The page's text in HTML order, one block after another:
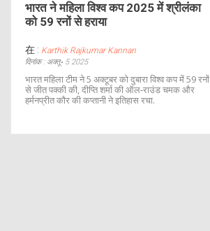
भारत ने महिला विश्व कप 2025 में श्रीलंका
को 59 रनों से हराया
在 : Karthik Rajkumar Kannan
दिनांक : अक्तू॰ 5 2025
भारत महिला टीम ने 5 अक्टूबर को दुबारा विश्व कप में 59 रनों
से जीत पक्की की, दीप्ति शर्मा की ऑल‑राउंड चमक और
हर्मनप्रीत कौर की कप्तानी ने इतिहास रचा.